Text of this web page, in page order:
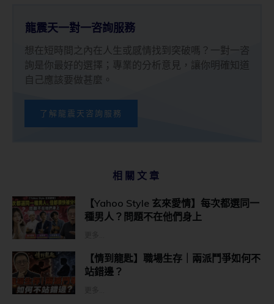
龍震天一對一咨詢服務
想在短時間之內在人生或感情找到突破嗎？一對一咨
詢是你最好的選擇；專業的分析意見，讓你明確知道
自己應該要做甚麼。
了解龍震天咨詢服務
相關文章
【Yahoo Style 玄來愛情】每次都選同一
種男人？問題不在他們身上
【情到龍匙】職場生存｜兩派鬥爭如何不
站錯邊？